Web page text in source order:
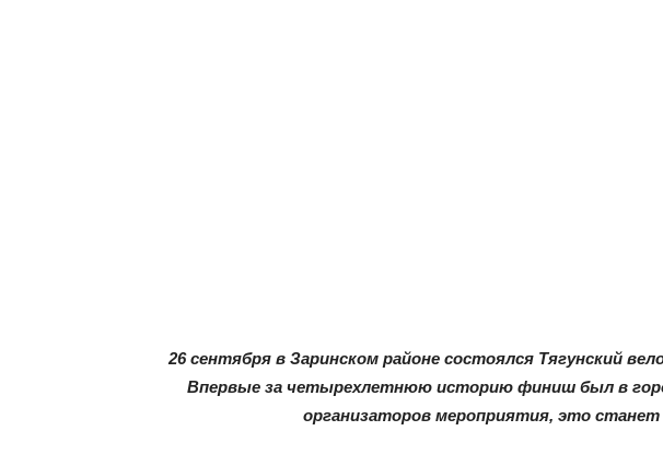
26 сентября в Заринском районе состоялся Тягунский
Впервые за четырехлетнюю историю финиш был в
организаторов мероприятия, это